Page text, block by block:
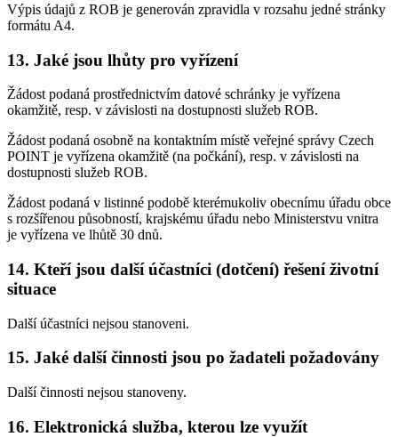
Výpis údajů z ROB je generován zpravidla v rozsahu jedné stránky
formátu A4.
13. Jaké jsou lhůty pro vyřízení
Žádost podaná prostřednictvím datové schránky je vyřízena
okamžitě, resp. v závislosti na dostupnosti služeb ROB.
Žádost podaná osobně na kontaktním místě veřejné správy Czech
POINT je vyřízena okamžitě (na počkání), resp. v závislosti na
dostupnosti služeb ROB.
Žádost podaná v listinné podobě kterémukoliv obecnímu úřadu obce
s rozšířenou působností, krajskému úřadu nebo Ministerstvu vnitra
je vyřízena ve lhůtě 30 dnů.
14. Kteří jsou další účastníci (dotčení) řešení životní
situace
Další účastníci nejsou stanoveni.
15. Jaké další činnosti jsou po žadateli požadovány
Další činnosti nejsou stanoveny.
16. Elektronická služba, kterou lze využít